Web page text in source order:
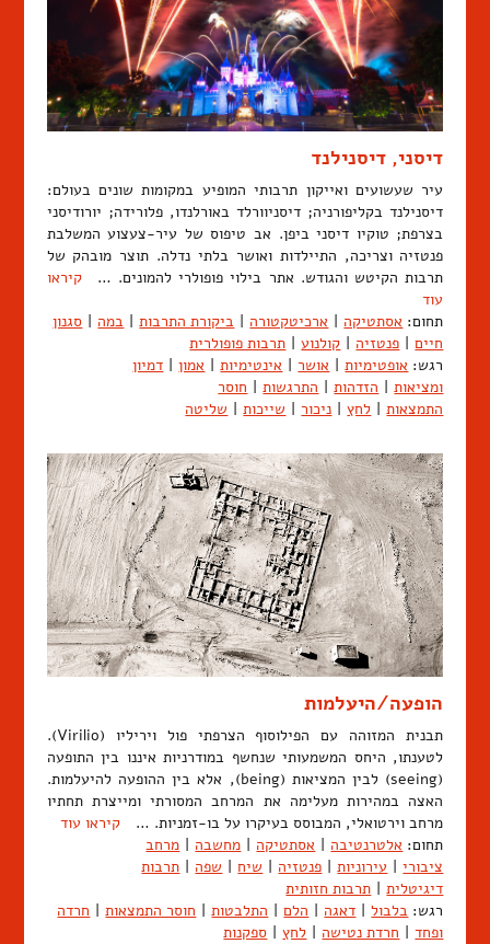
דיסני, דיסנילנד
עיר שעשועים ואייקון תרבותי המופיע במקומות שונים בעולם:
דיסנילנד בקליפורניה; דיסניוורלד באורלנדו, פלורידה; יורודיסני
בצרפת; טוקיו דיסני ביפן. אב טיפוס של עיר-צעצוע המשלבת
פנטזיה וצריכה, התיילדות ואושר בלתי נדלה. תוצר מובהק של
תרבות הקיטש והגודש. אתר בילוי פופולרי להמונים. …קיראו
עוד
תחום: אסתטיקה | ארכיטקטורה | ביקורת התרבות | במה | סגנון
חיים | פנטזיה | קולנוע | תרבות פופולרית
רגש: אופטימיות | אושר | אינטימיות | אמון | דמיון
ומציאות | הזדהות | התרגשות | חוסר
התמצאות | לחץ | ניכור | שייכות | שליטה
הופעה/היעלמות
תבנית המזוהה עם הפילוסוף הצרפתי פול ויריליו (Virilio).
לטענתו, היחס המשמעותי שנחשף במודרניות איננו בין התופעה
(seeing) לבין המציאות (being), אלא בין ההופעה להיעלמות.
האצה במהירות מעלימה את המרחב המסורתי ומייצרת תחתיו
מרחב וירטואלי, המבוסס בעיקרו על בו-זמניות. … קיראו עוד
תחום: אלטרנטיבה | אסתטיקה | מחשבה | מרחב
ציבורי | עירוניות | פנטזיה | שיח | שפה | תרבות
דיגיטלית | תרבות חזותית
רגש: בלבול | דאגה | הלם | התלבטות | חוסר התמצאות | חרדה
ופחד | חרדת נטישה | לחץ | ספקנות